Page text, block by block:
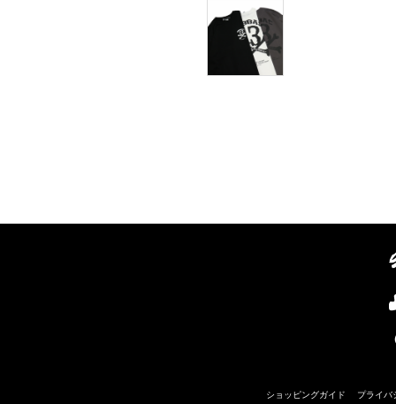
ショッピングガイド プライバ